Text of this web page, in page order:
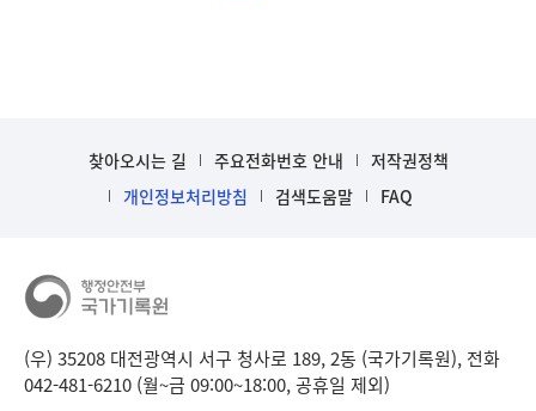
찾아오시는 길 주요전화번호 안내
저작권정책
개인정보처리방침
검색도움말 FAQ
(우) 35208 대전광역시 서구 청사로 189, 2동 (국가기록원), 전화
042-481-6210 (월~금 09:00~18:00, 공휴일 제외)